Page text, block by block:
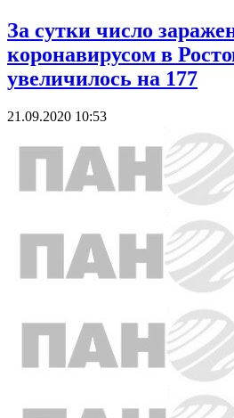
За сутки число
коронавирусом в
увеличилось на 177
21.09.2020 10:53